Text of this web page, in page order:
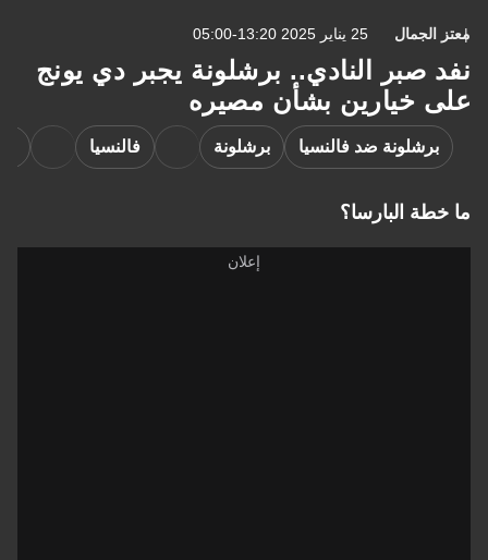
معتز الجمال 25 يناير 2025 13:20-05:00
نفد صبر النادي.. برشلونة يجبر دي يونج
على خيارين بشأن مصيره
برشلونة ضد فالنسيا برشلونة فالنسيا
ما خطة البارسا؟